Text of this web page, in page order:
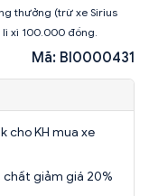
thưởng (trừ xe Sirius
xì 100.000 đồng.
Mã: BI0000431
cho KH mua xe
chất giảm giá 20%